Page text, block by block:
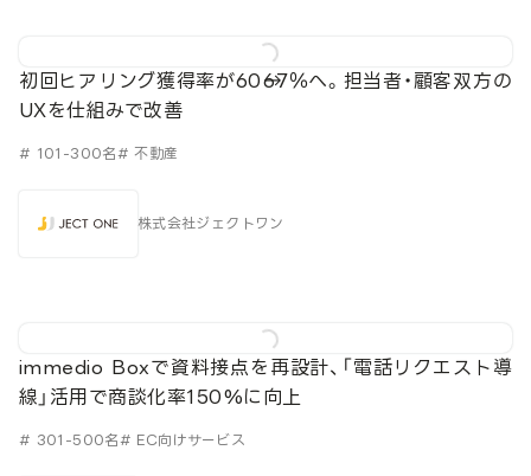
初回ヒアリング獲得率が60→67％へ。担当者・顧客双方の
UXを仕組みで改善
# 101-300名# 不動産
株式会社ジェクトワン
immedio Boxで資料接点を再設計、「電話リクエスト導
線」活用で商談化率150%に向上
# 301-500名# EC向けサービス